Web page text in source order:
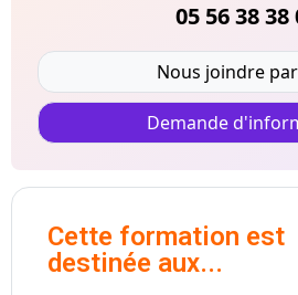
05 56 38 38
Nous joindre
Demande
Cette formation est
destinée aux...